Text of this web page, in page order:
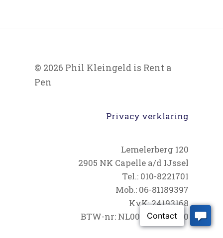
© 2026 Phil Kleingeld is Rent a
Pen
Privacy verklaring
Lemelerberg 120
2905 NK Capelle a/d IJssel
Tel.: 010-8221701
Mob.: 06-81189397
KvK: 24193168
BTW-nr: NL001228069B20